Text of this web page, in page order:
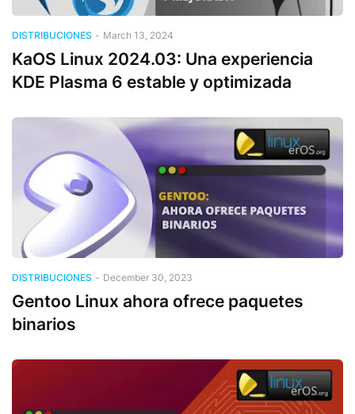
DISTRIBUCIONES - March 13, 2024
KaOS Linux 2024.03: Una experiencia
KDE Plasma 6 estable y optimizada
DISTRIBUCIONES - December 30, 2023
Gentoo Linux ahora ofrece paquetes
binarios